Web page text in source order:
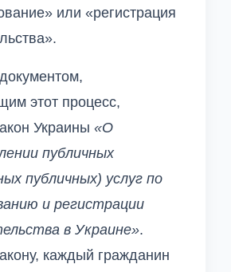
или «регистрация
этот процесс,
Украины «О
публичных
публичных) услуг по
и регистрации
в Украине».
каждый гражданин